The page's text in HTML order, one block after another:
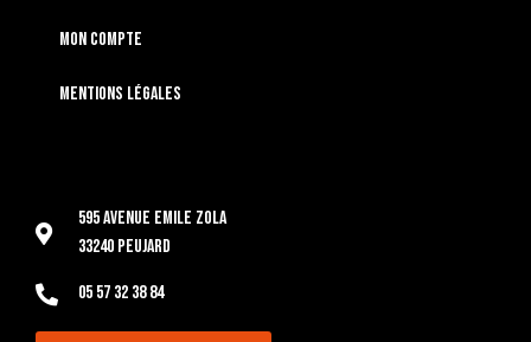
Mon compte
Mentions légales
595 Avenue Emile Zola
33240 Peujard
05 57 32 38 84